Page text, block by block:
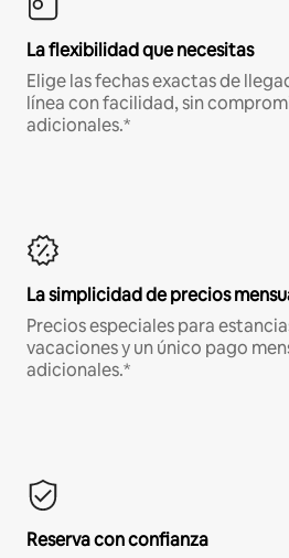
La flexibilidad que necesitas
Elige las fechas exactas de
línea con facilidad, sin
adicionales.*
La simplicidad de precios
Precios especiales para
vacaciones y un único pago
adicionales.*
Reserva con confianza